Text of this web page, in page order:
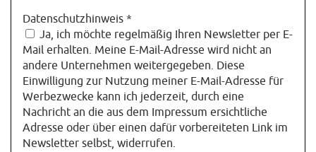
Datenschutzhinweis *
Ja, ich möchte regelmäßig Ihren Newsletter per E-
Mail erhalten. Meine E-Mail-Adresse wird nicht an
andere Unternehmen weitergegeben. Diese
Einwilligung zur Nutzung meiner E-Mail-Adresse für
Werbezwecke kann ich jederzeit, durch eine
Nachricht an die aus dem Impressum ersichtliche
Adresse oder über einen dafür vorbereiteten Link im
Newsletter selbst, widerrufen.